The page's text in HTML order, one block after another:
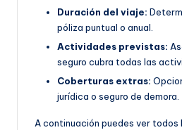
Duración del viaje:
póliza puntual o anual.
Actividades previstas:
seguro cubra todas las
Coberturas extras:
jurídica o seguro de demora.
A continuación puedes ver todos